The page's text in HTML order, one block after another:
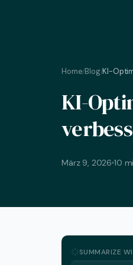
Home/Blog/KI-
KI-
März 9, 2026 10
SUMMARIZE